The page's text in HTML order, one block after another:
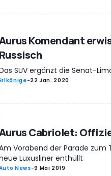
Komendant
SUV ergänzt die Senat-
-22 Jan. 2020
Cabriolet:
Vorabend der Parade zum
Luxusliner enthüllt
News-9 Mai 2019